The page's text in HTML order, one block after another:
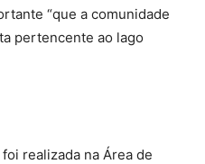
“que a comunidade
pertencente ao lago
realizada na Área de